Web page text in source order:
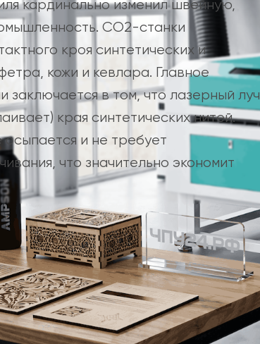
кардинально изменил швейную,
CO2-станки
кроя синтетических и
кожи и кевлара. Главное
заключается в том, что лазерный луч
края синтетических нитей.
осыпается и не требует
что значительно экономит